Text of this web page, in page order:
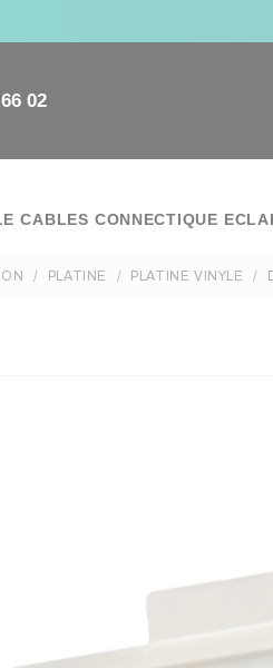
02
CABLES CONNECTIQUE
PLATINE PLATINE VINYLE